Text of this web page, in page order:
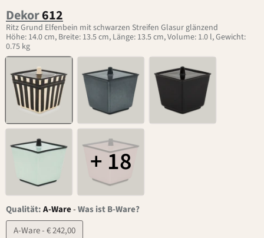
Dekor612
Ritz Grund Elfenbein mit schwarzen Streifen Glasur glänzend
Höhe: 14.0 cm, Breite: 13.5 cm, Länge: 13.5 cm, Volume: 1.0 l, Gewicht:
0.75 kg
+ 18
Qualität:A-Ware-Was ist B-Ware?
A-Ware - € 242,00